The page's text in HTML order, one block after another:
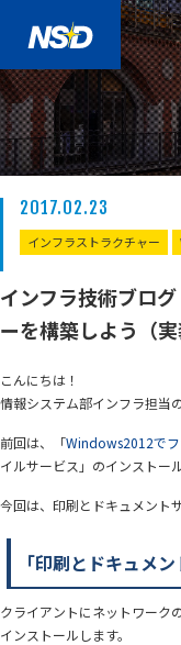
2017.02.23
インフラストラクチャー
インフラ技術ブロ
ーを構築しよう（実
こんにちは！
情報システム部インフラ担当
前回は、「Windows2012でフ
イルサービス」のインストー
今回は、印刷とドキュメント
「印刷とドキュメ
クライアントにネットワーク
インストールします。